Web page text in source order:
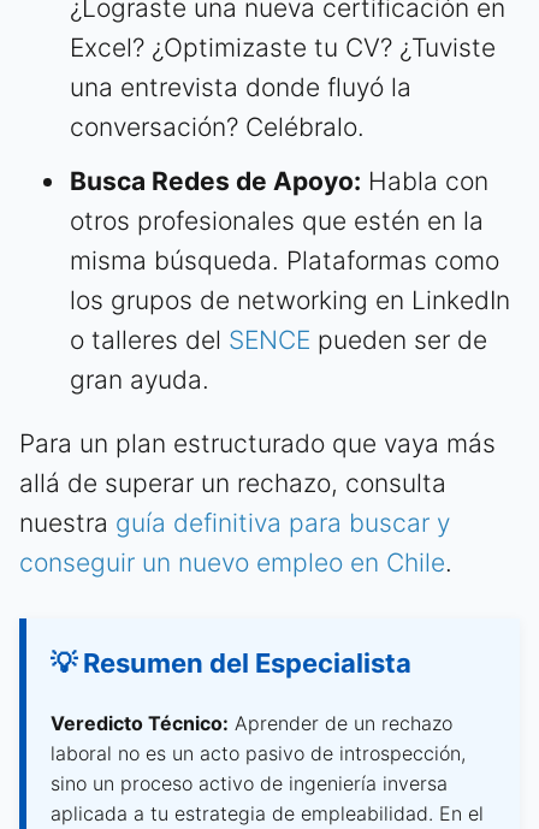
¿Lograste una nueva certificación en
Excel? ¿Optimizaste tu CV? ¿Tuviste
una entrevista donde fluyó la
conversación? Celébralo.
Busca Redes de Apoyo: Habla con
otros profesionales que estén en la
misma búsqueda. Plataformas como
los grupos de networking en LinkedIn
o talleres del SENCE pueden ser de
gran ayuda.
Para un plan estructurado que vaya más
allá de superar un rechazo, consulta
nuestra guía definitiva para buscar y
conseguir un nuevo empleo en Chile.
💡 Resumen del Especialista
Veredicto Técnico: Aprender de un rechazo
laboral no es un acto pasivo de introspección,
sino un proceso activo de ingeniería inversa
aplicada a tu estrategia de empleabilidad. En el